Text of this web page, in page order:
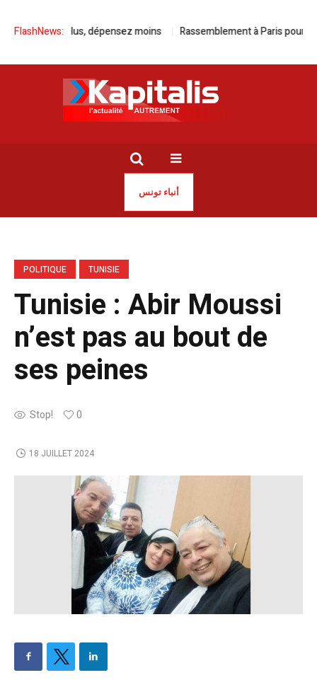
FlashNews:
roulez plus, dépensez moins Rassemblement à Paris pour la
أنباء تونس
POLITIQUE TUNISIE
Tunisie : Abir Moussi
n’est pas au bout de
ses peines
Stop! 0
18 JUILLET 2024